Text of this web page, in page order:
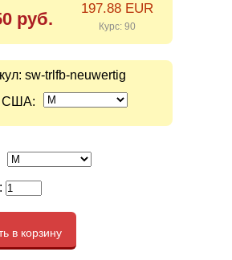
руб.
197.88 EUR
Курс: 90
sw-trlfb-neuwertig
США:
в корзину